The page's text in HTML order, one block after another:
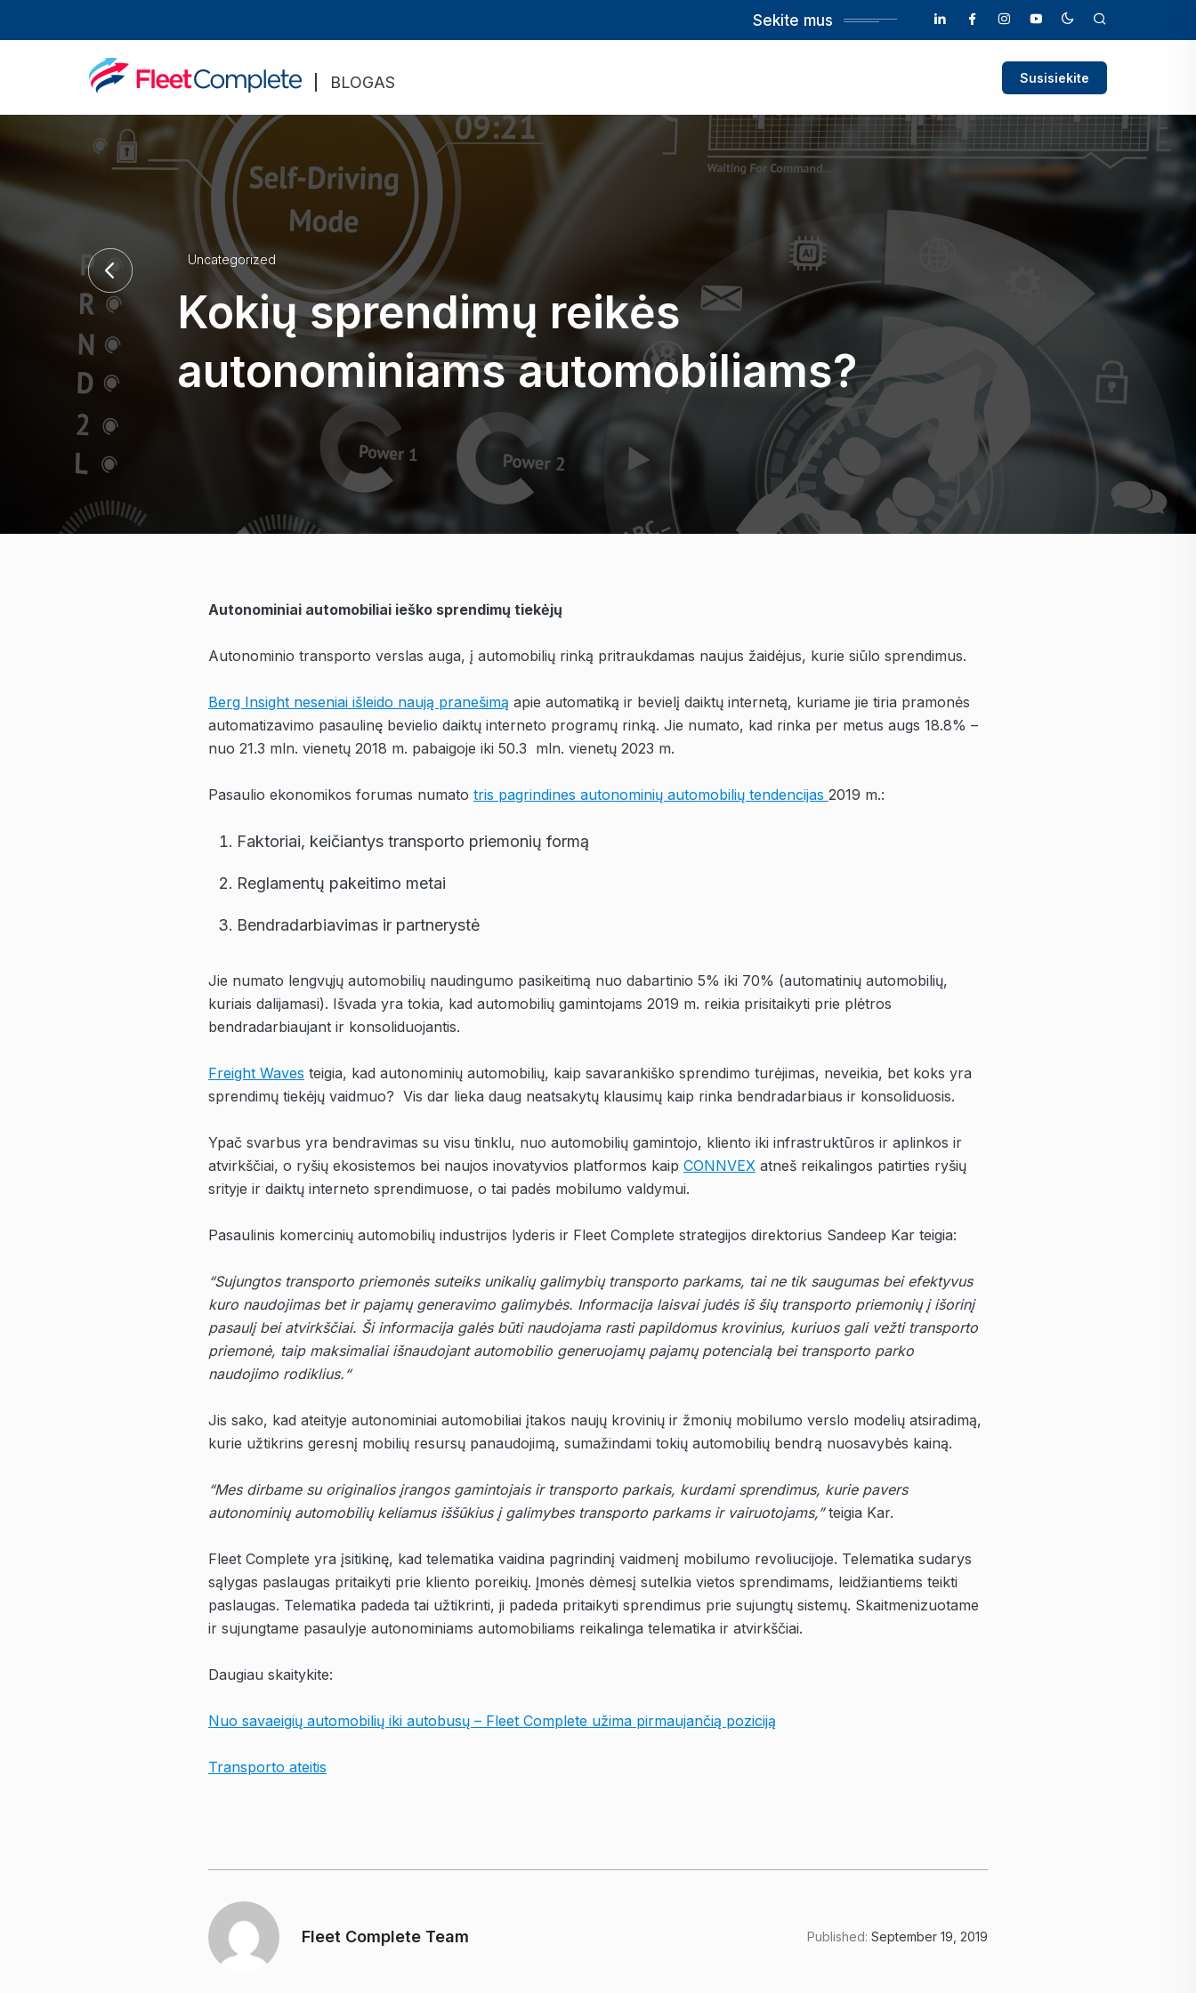
Sekite mus
BLOGAS Susisiekite
Uncategorized
Kokių sprendimų reikės
autonominiams automobiliams?
Autonominiai automobiliai ieško sprendimų tiekėjų
Autonominio transporto verslas auga, į automobilių rinką pritraukdamas naujus žaidėjus, kurie siūlo sprendimus.
Berg Insight neseniai išleido naują pranešimą apie automatiką ir bevielį daiktų internetą, kuriame jie tiria pramonės
automatizavimo pasaulinę bevielio daiktų interneto programų rinką. Jie numato, kad rinka per metus augs 18.8% –
nuo 21.3 mln. vienetų 2018 m. pabaigoje iki 50.3 mln. vienetų 2023 m.
Pasaulio ekonomikos forumas numato tris pagrindines autonominių automobilių tendencijas 2019 m.:
Faktoriai, keičiantys transporto priemonių formą
Reglamentų pakeitimo metai
Bendradarbiavimas ir partnerystė
Jie numato lengvųjų automobilių naudingumo pasikeitimą nuo dabartinio 5% iki 70% (automatinių automobilių,
kuriais dalijamasi). Išvada yra tokia, kad automobilių gamintojams 2019 m. reikia prisitaikyti prie plėtros
bendradarbiaujant ir konsoliduojantis.
Freight Waves teigia, kad autonominių automobilių, kaip savarankiško sprendimo turėjimas, neveikia, bet koks yra
sprendimų tiekėjų vaidmuo? Vis dar lieka daug neatsakytų klausimų kaip rinka bendradarbiaus ir konsoliduosis.
Ypač svarbus yra bendravimas su visu tinklu, nuo automobilių gamintojo, kliento iki infrastruktūros ir aplinkos ir
atvirkščiai, o ryšių ekosistemos bei naujos inovatyvios platformos kaip CONNVEX atneš reikalingos patirties ryšių
srityje ir daiktų interneto sprendimuose, o tai padės mobilumo valdymui.
Pasaulinis komercinių automobilių industrijos lyderis ir Fleet Complete strategijos direktorius Sandeep Kar teigia:
“Sujungtos transporto priemonės suteiks unikalių galimybių transporto parkams, tai ne tik saugumas bei efektyvus
kuro naudojimas bet ir pajamų generavimo galimybės. Informacija laisvai judės iš šių transporto priemonių į išorinį
pasaulį bei atvirkščiai. Ši informacija galės būti naudojama rasti papildomus krovinius, kuriuos gali vežti transporto
priemonė, taip maksimaliai išnaudojant automobilio generuojamų pajamų potencialą bei transporto parko
naudojimo rodiklius.“
Jis sako, kad ateityje autonominiai automobiliai įtakos naujų krovinių ir žmonių mobilumo verslo modelių atsiradimą,
kurie užtikrins geresnį mobilių resursų panaudojimą, sumažindami tokių automobilių bendrą nuosavybės kainą.
“Mes dirbame su originalios įrangos gamintojais ir transporto parkais, kurdami sprendimus, kurie pavers
autonominių automobilių keliamus iššūkius į galimybes transporto parkams ir vairuotojams,”teigia Kar.
Fleet Complete yra įsitikinę, kad telematika vaidina pagrindinį vaidmenį mobilumo revoliucijoje. Telematika sudarys
sąlygas paslaugas pritaikyti prie kliento poreikių. Įmonės dėmesį sutelkia vietos sprendimams, leidžiantiems teikti
paslaugas. Telematika padeda tai užtikrinti, ji padeda pritaikyti sprendimus prie sujungtų sistemų. Skaitmenizuotame
ir sujungtame pasaulyje autonominiams automobiliams reikalinga telematika ir atvirkščiai.
Daugiau skaitykite:
Nuo savaeigių automobilių iki autobusų – Fleet Complete užima pirmaujančią poziciją
Transporto ateitis
Fleet Complete Team Published: September 19, 2019